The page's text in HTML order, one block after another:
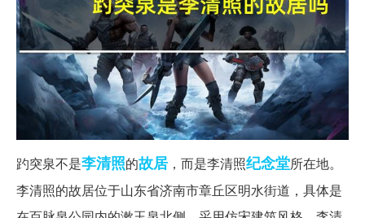
趵突泉不是李清照的故居 ，而是李清照纪念堂所在地。
李清照的故居位于山东省济南市章丘区明水街道，具体是